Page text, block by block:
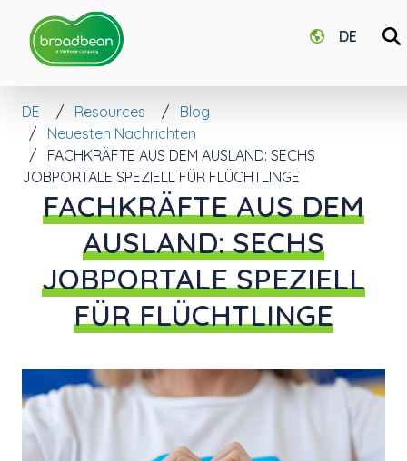
DE
DE Resources
Blog
Neuesten Nachrichten
FACHKRÄFTE AUS DEM AUSLAND: SECHS
JOBPORTALE SPEZIELL FÜR FLÜCHTLINGE
FACHKRÄFTE AUS DEM
AUSLAND: SECHS
JOBPORTALE SPEZIELL
FÜR FLÜCHTLINGE